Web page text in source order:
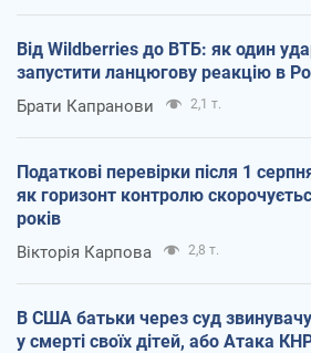
Від Wildberries до ВТБ: як один
запустити ланцюгову реакцію в
Брати Капранови 2,1 т.
Податкові перевірки після 1
як горизонт контролю
років
Вікторія Карпова 2,8 т.
В США батьки через суд
у смерті своїх дітей, або Атака